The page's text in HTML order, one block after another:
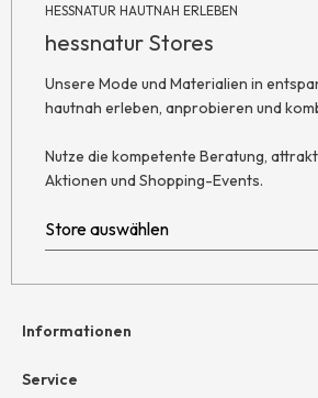
HESSNATUR HAUTNAH ERLEBEN
hessnatur Stores
Unsere Mode und Materialien in
hautnah erleben, anprobieren und
Nutze die kompetente Beratung,
Aktionen und Shopping-Events.
Informationen
Hilfe & Kontakt
Service